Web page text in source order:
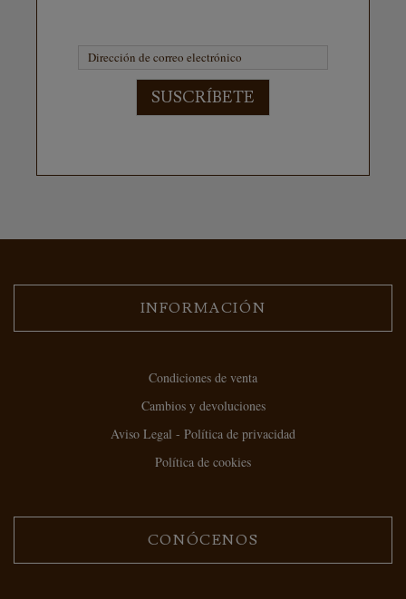
SUSCRÍBETE
INFORMACIÓN
Condiciones de venta
Cambios y devoluciones
Aviso Legal - Política de privacidad
Política de cookies
CONÓCENOS